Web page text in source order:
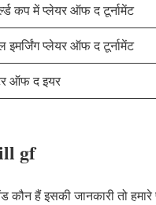
कप में प्लेयर ऑफ द टूर्नामेंट
इमर्जिंग प्लेयर ऑफ द टूर्नामेंट
ऑफ द इयर
gf
कौन हैं इसकी जानकारी तो हमारे